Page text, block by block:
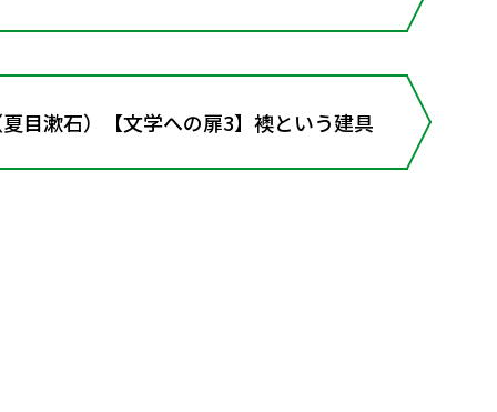
目漱石）【文学への扉3】襖という建具